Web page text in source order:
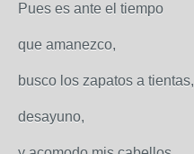
Pues es ante el tiempo
que amanezco,
busco los zapatos a tientas,
desayuno,